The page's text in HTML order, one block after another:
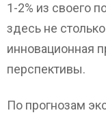
1-2% из своего
здесь не
инновационная
перспективы.
По прогнозам